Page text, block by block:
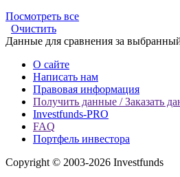
Посмотреть все
Очистить
Данные для сравнения за
О сайте
Написать нам
Правовая информация
Получить данные / Заказать
Investfunds-PRO
FAQ
Портфель инвестора
Copyright © 2003-2026 Investfunds